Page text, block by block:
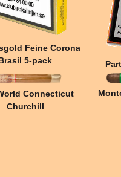
Feine Corona
5-pack
Connecticut
Churchill